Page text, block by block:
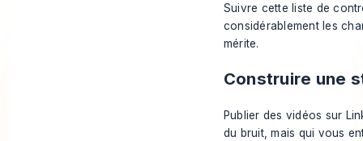
Suivre cette liste de
considérablement les
mérite.
Construire une
Publier des vidéos sur
du bruit, mais qui vous